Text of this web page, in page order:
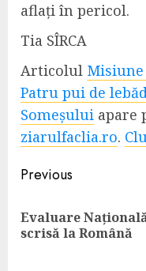
aflați în pericol.
Tia SÎRCA
Articolul
Patru pui de
Someșului apare
ziarulfaclia.ro.
Continue
Reading
Previous
Evaluare
scrisă la Română